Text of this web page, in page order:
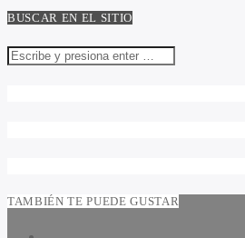
BUSCAR EN EL SITIO
TAMBIÉN TE PUEDE GUSTAR